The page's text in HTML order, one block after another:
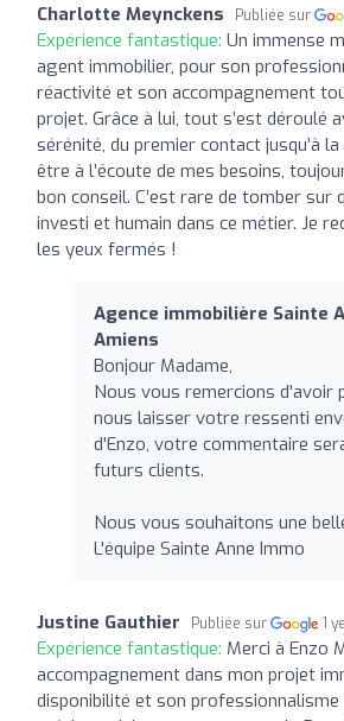
Charlotte Meynckens Publiée sur
Expérience fantastique: Un immense
agent immobilier, pour son
réactivité et son accompagnement
projet. Grâce à lui, tout s’est déroulé
sérénité, du premier contact jusqu’à
être à l’écoute de mes besoins,
bon conseil. C’est rare de tomber sur
investi et humain dans ce métier. Je
les yeux fermés !
Agence immobilière Sainte
Amiens
Bonjour Madame,
Nous vous remercions d'avoir
nous laisser votre ressenti
d'Enzo, votre commentaire
futurs clients.
Nous vous souhaitons une
L'équipe Sainte Anne Immo
Justine Gauthier Publiée sur 1
Expérience fantastique: Merci à Enzo
accompagnement dans mon projet
disponibilité et son professionnalisme